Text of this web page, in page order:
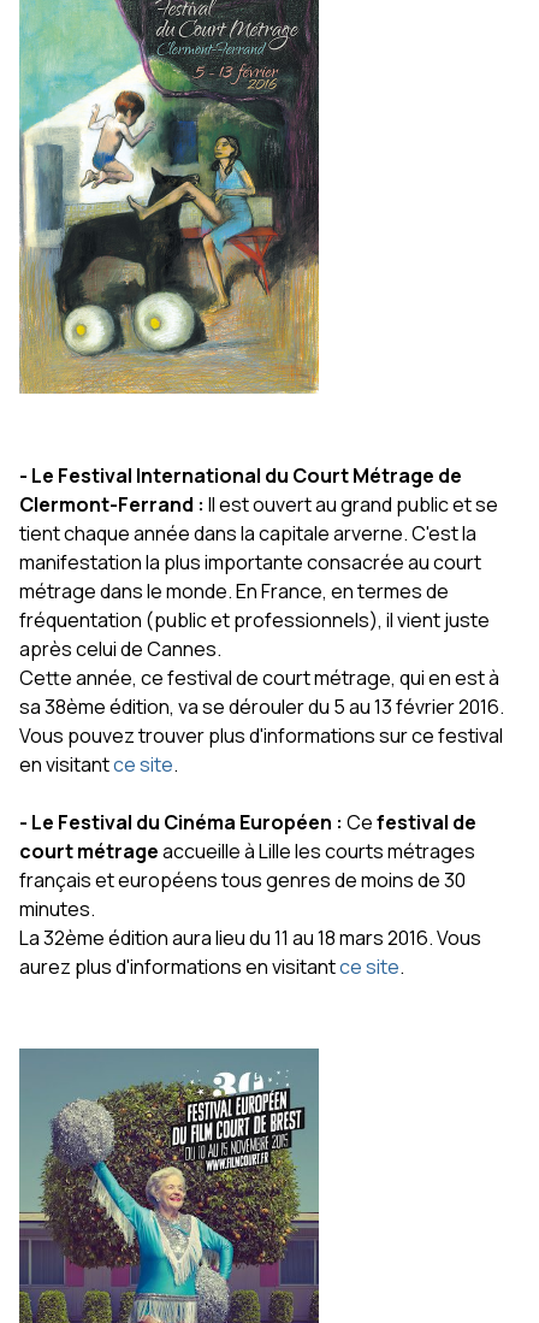
- Le Festival International du Court Métrage de
Clermont-Ferrand : Il est ouvert au grand public et se
tient chaque année dans la capitale arverne. C'est la
manifestation la plus importante consacrée au court
métrage dans le monde. En France, en termes de
fréquentation (public et professionnels), il vient juste
après celui de Cannes.
Cette année, ce festival de court métrage, qui en est à
sa 38ème édition, va se dérouler du 5 au 13 février 2016.
Vous pouvez trouver plus d'informations sur ce festival
en visitantce site.
- Le Festival du Cinéma Européen : Cefestival de
court métrageaccueille à Lille les courts métrages
français et européens tous genres de moins de 30
minutes.
La 32ème édition aura lieu du 11 au 18 mars 2016. Vous
aurez plus d'informations en visitantce site.